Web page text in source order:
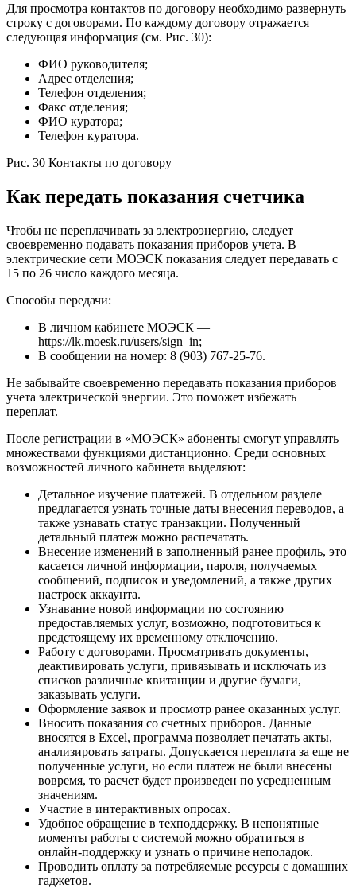
Для просмотра контактов по договору необходимо развернуть
строку с договорами. По каждому договору отражается
следующая информация (см. Рис. 30):
ФИО руководителя;
Адрес отделения;
Телефон отделения;
Факс отделения;
ФИО куратора;
Телефон куратора.
Рис. 30 Контакты по договору
Как передать показания счетчика
Чтобы не переплачивать за электроэнергию, следует
своевременно подавать показания приборов учета. В
электрические сети МОЭСК показания следует передавать с
15 по 26 число каждого месяца.
Способы передачи:
В личном кабинете МОЭСК —
https://lk.moesk.ru/users/sign_in;
В сообщении на номер: 8 (903) 767-25-76.
Не забывайте своевременно передавать показания приборов
учета электрической энергии. Это поможет избежать
переплат.
После регистрации в «МОЭСК» абоненты смогут управлять
множествами функциями дистанционно. Среди основных
возможностей личного кабинета выделяют:
Детальное изучение платежей. В отдельном разделе
предлагается узнать точные даты внесения переводов, а
также узнавать статус транзакции. Полученный
детальный платеж можно распечатать.
Внесение изменений в заполненный ранее профиль, это
касается личной информации, пароля, получаемых
сообщений, подписок и уведомлений, а также других
настроек аккаунта.
Узнавание новой информации по состоянию
предоставляемых услуг, возможно, подготовиться к
предстоящему их временному отключению.
Работу с договорами. Просматривать документы,
деактивировать услуги, привязывать и исключать из
списков различные квитанции и другие бумаги,
заказывать услуги.
Оформление заявок и просмотр ранее оказанных услуг.
Вносить показания со счетных приборов. Данные
вносятся в Excel, программа позволяет печатать акты,
анализировать затраты. Допускается переплата за еще не
полученные услуги, но если платеж не были внесены
вовремя, то расчет будет произведен по усредненным
значениям.
Участие в интерактивных опросах.
Удобное обращение в техподдержку. В непонятные
моменты работы с системой можно обратиться в
онлайн-поддержку и узнать о причине неполадок.
Проводить оплату за потребляемые ресурсы с домашних
гаджетов.